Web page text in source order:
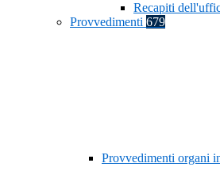
Recapiti
Provvedimenti 679
Provvedimenti organi